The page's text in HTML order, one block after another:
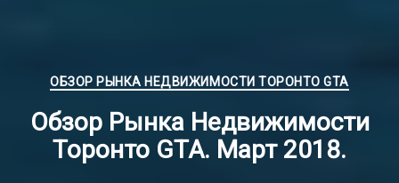
Рубрики
ОБЗОР РЫНКА НЕДВИЖИМОСТИ ТОРОНТО GTA
Обзор Рынка Недвижимости
Торонто GTA. Март 2018.